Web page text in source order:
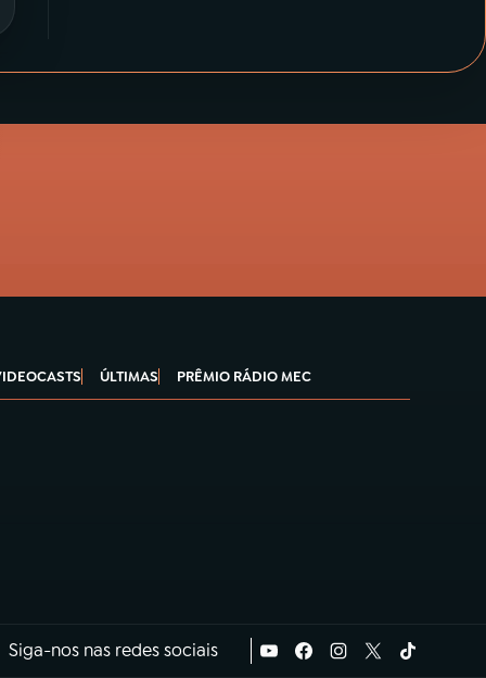
ÚLTIMAS PRÊMIO RÁDIO MEC
Siga-nos nas redes sociais